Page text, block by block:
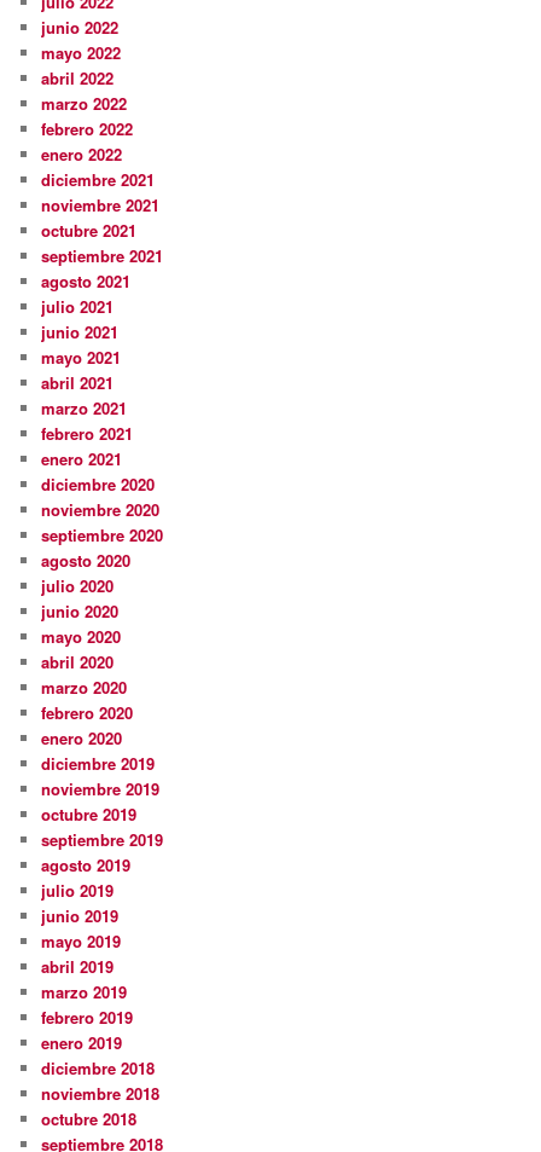
junio 2022
mayo 2022
abril 2022
marzo 2022
febrero 2022
enero 2022
diciembre 2021
noviembre 2021
octubre 2021
septiembre 2021
agosto 2021
julio 2021
junio 2021
mayo 2021
abril 2021
marzo 2021
febrero 2021
enero 2021
diciembre 2020
noviembre 2020
septiembre 2020
agosto 2020
julio 2020
junio 2020
mayo 2020
abril 2020
marzo 2020
febrero 2020
enero 2020
diciembre 2019
noviembre 2019
octubre 2019
septiembre 2019
agosto 2019
julio 2019
junio 2019
mayo 2019
abril 2019
marzo 2019
febrero 2019
enero 2019
diciembre 2018
noviembre 2018
octubre 2018
septiembre 2018